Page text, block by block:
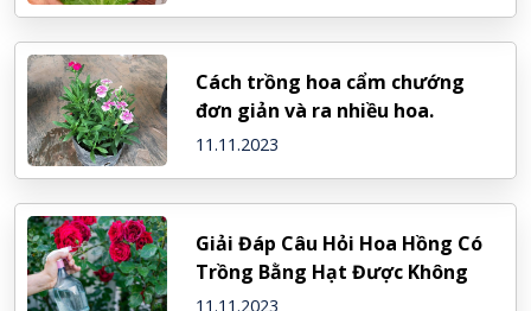
Cách trồng hoa cẩm chướng
đơn giản và ra nhiều hoa.
11.11.2023
Giải Đáp Câu Hỏi Hoa Hồng Có
Trồng Bằng Hạt Được Không
11.11.2023